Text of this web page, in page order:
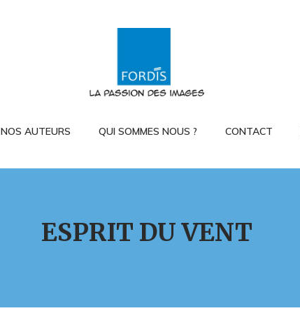
NOS AUTEURS QUI SOMMES NOUS ? CONTACT
ESPRIT DU VENT